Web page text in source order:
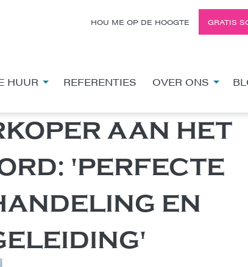
HUUR REFERENTIES OVER ONS
HOU ME OP DE HOOGTE GRATIS
AAN HET
'PERFECTE
EN